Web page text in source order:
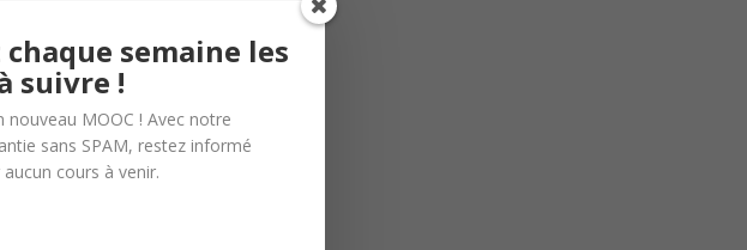
chaque semaine les
suivre !
nouveau MOOC ! Avec notre
sans SPAM, restez informé
cours à venir.